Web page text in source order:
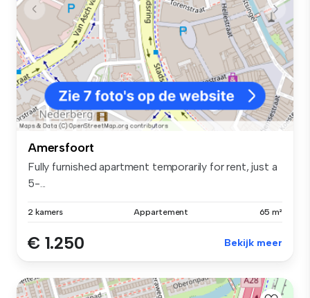
Amersfoort
Fully furnished apartment temporarily for rent, just a
5-...
2 kamers Appartement 65 m²
€ 1.250 Bekijk meer